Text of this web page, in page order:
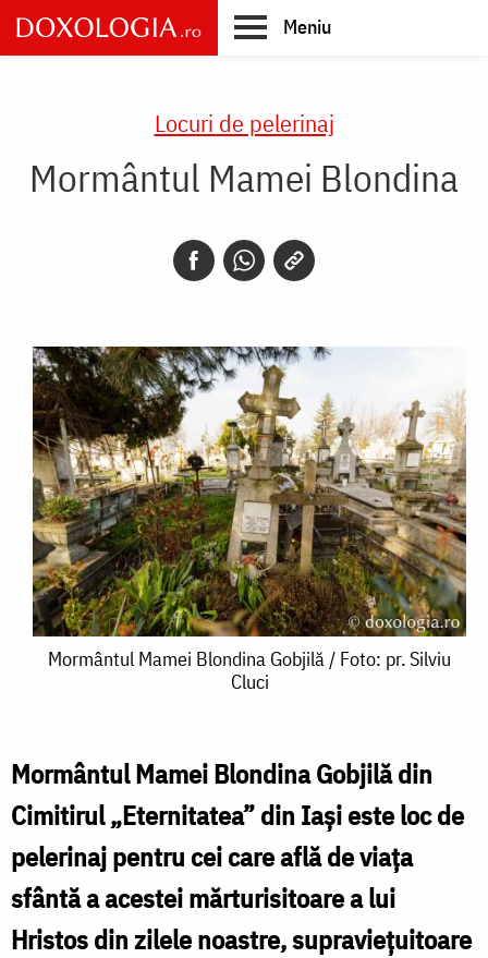
Skip
to
main
Meniu
Locuri de pelerinaj
Mormântul Mamei Blondina
Mormântul
Gobjilă
/
Foto:
pr.
Silviu
Mormântul Mamei Blondina Gobjilă / Foto: pr. Silviu
Cluci
Mormântul Mamei Blondina Gobjilă din
Cimitirul „Eternitatea” din Iași este loc de
pelerinaj pentru cei care află de viața
sfântă a acestei mărturisitoare a lui
Hristos din zilele noastre, supraviețuitoare